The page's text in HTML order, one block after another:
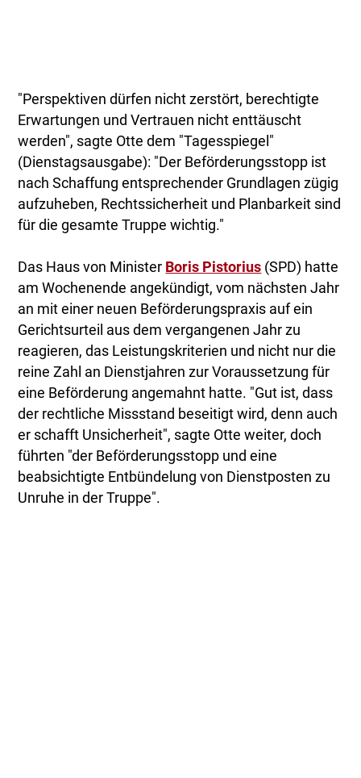
"Perspektiven dürfen nicht zerstört, berechtigte
Erwartungen und Vertrauen nicht enttäuscht
werden", sagte Otte dem "Tagesspiegel"
(Dienstagsausgabe): "Der Beförderungsstopp ist
nach Schaffung entsprechender Grundlagen zügig
aufzuheben, Rechtssicherheit und Planbarkeit sind
für die gesamte Truppe wichtig."
Das Haus von Minister Boris Pistorius (SPD) hatte
am Wochenende angekündigt, vom nächsten Jahr
an mit einer neuen Beförderungspraxis auf ein
Gerichtsurteil aus dem vergangenen Jahr zu
reagieren, das Leistungskriterien und nicht nur die
reine Zahl an Dienstjahren zur Voraussetzung für
eine Beförderung angemahnt hatte. "Gut ist, dass
der rechtliche Missstand beseitigt wird, denn auch
er schafft Unsicherheit", sagte Otte weiter, doch
führten "der Beförderungsstopp und eine
beabsichtigte Entbündelung von Dienstposten zu
Unruhe in der Truppe".